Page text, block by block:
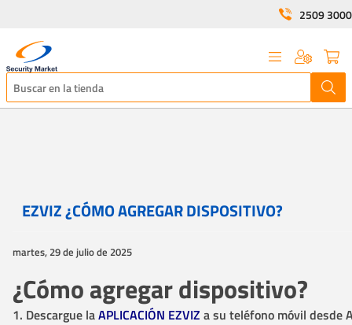
2509 3000
EZVIZ ¿CÓMO AGREGAR DISPOSITIVO?
martes, 29 de julio de 2025
¿Cómo agregar dispositivo?
1. Descargue laAPLICACIÓN EZVIZ a su teléfono móvil desde